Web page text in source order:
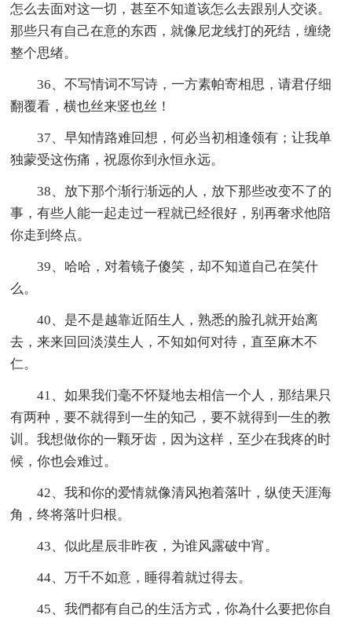
怎么去面对这一切，甚至不知道该怎么去跟别人交谈。
那些只有自己在意的东西，就像尼龙线打的死结，缠绕
整个思绪。
36、不写情词不写诗，一方素帕寄相思，请君仔细
翻覆看，横也丝来竖也丝！
37、早知情路难回想，何必当初相逢领有；让我单
独蒙受这伤痛，祝愿你到永恒永远。
38、放下那个渐行渐远的人，放下那些改变不了的
事，有些人能一起走过一程就已经很好，别再奢求他陪
你走到终点。
39、哈哈，对着镜子傻笑，却不知道自己在笑什
么。
40、是不是越靠近陌生人，熟悉的脸孔就开始离
去，来来回回淡漠生人，不知如何对待，直至麻木不
仁。
41、如果我们毫不怀疑地去相信一个人，那结果只
有两种，要不就得到一生的知己，要不就得到一生的教
训。我想做你的一颗牙齿，因为这样，至少在我疼的时
候，你也会难过。
42、我和你的爱情就像清风抱着落叶，纵使天涯海
角，终将落叶归根。
43、似此星辰非昨夜，为谁风露破中宵。
44、万千不如意，睡得着就过得去。
45、我們都有自己的生活方式，你為什么要把你自